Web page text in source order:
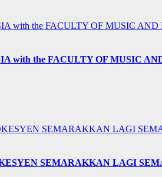
with the FACULTY OF MUSIC
SEMARAKKAN LAGI